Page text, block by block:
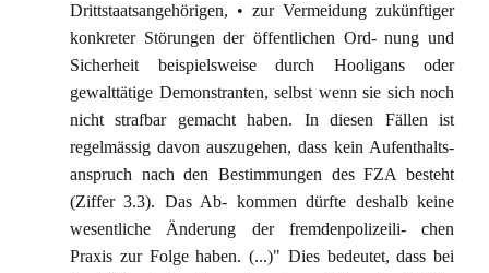
Drittstaatsangehörigen, • zur Vermeidung zukünftiger
konkreter Störungen der öffentlichen Ord- nung und
Sicherheit beispielsweise durch Hooligans oder
gewalttätige Demonstranten, selbst wenn sie sich noch
nicht strafbar gemacht haben. In diesen Fällen ist
regelmässig davon auszugehen, dass kein Aufenthalts-
anspruch nach den Bestimmungen des FZA besteht
(Ziffer 3.3). Das Ab- kommen dürfte deshalb keine
wesentliche Änderung der fremdenpolizeili- chen
Praxis zur Folge haben. (...)" Dies bedeutet, dass bei